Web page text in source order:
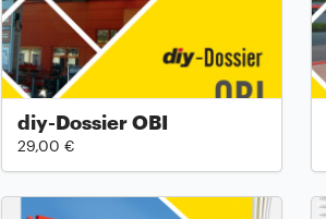
diy-Dossier OBI
29,00 €